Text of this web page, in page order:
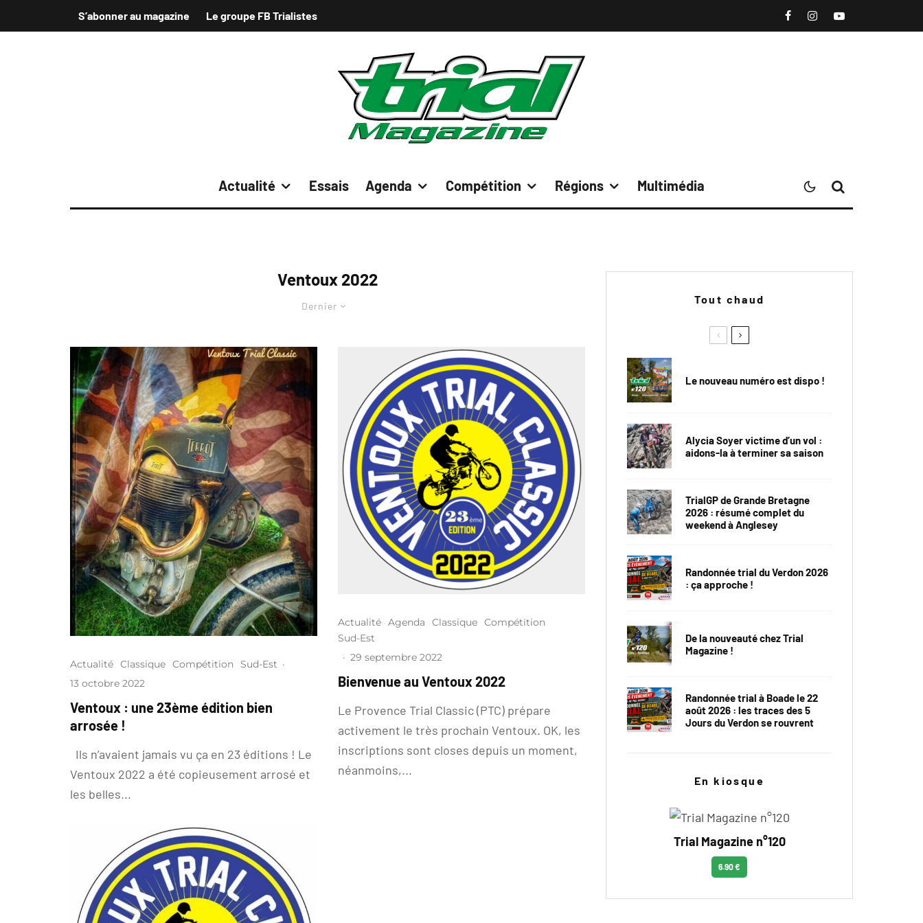
S’abonner au magazine Le groupe FB Trialistes
Actualité Essais Agenda Compétition Régions Multimédia
Ventoux 2022
Dernier
Actualité Classique Compétition Sud-Est ·
13 octobre 2022
Ventoux : une 23ème édition bien
arrosée !
Ils n’avaient jamais vu ça en 23 éditions ! Le
Ventoux 2022 a été copieusement arrosé et
les belles...
Actualité Agenda Classique Compétition
Sud-Est
· 29 septembre 2022
Bienvenue au Ventoux 2022
Le Provence Trial Classic (PTC) prépare
activement le très prochain Ventoux. OK, les
inscriptions sont closes depuis un moment,
néanmoins,...
Tout chaud
Le nouveau numéro est dispo !
Alycia Soyer victime d’un vol :
aidons-la à terminer sa saison
TrialGP de Grande Bretagne
2026 : résumé complet du
weekend à Anglesey
Randonnée trial du Verdon 2026
: ça approche !
De la nouveauté chez Trial
Magazine !
Randonnée trial à Boade le 22
août 2026 : les traces des 5
Jours du Verdon se rouvrent
En kiosque
Trial Magazine n°120
6.90 €